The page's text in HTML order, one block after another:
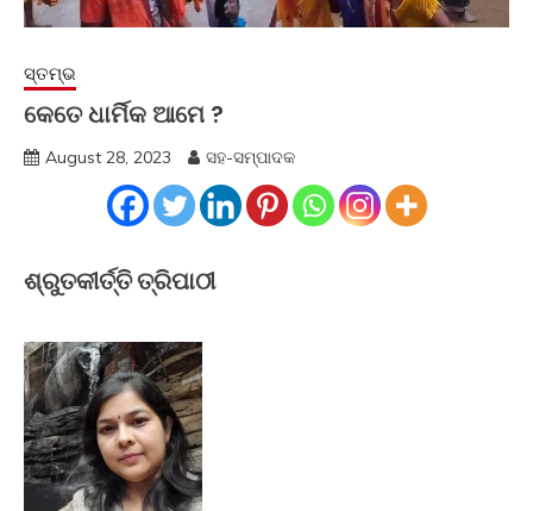
ସ୍ତମ୍ଭ
କେତେ ଧାର୍ମିକ ଆମେ ?
August 28, 2023 ସହ-ସମ୍ପାଦକ
ଶ୍ରୁତକୀର୍ତ୍ତି ତ୍ରିପାଠୀ